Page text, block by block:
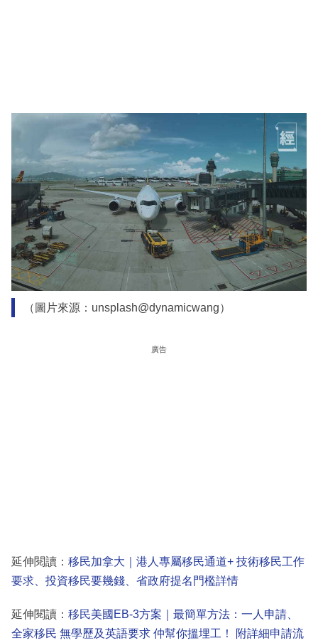
（圖片來源：unsplash@dynamicwang）
廣告
延伸閱讀： 移民加拿大｜港人專屬移民通道+ 技術移民工作
要求、投資移民要幾錢、省政府提名門檻詳情
延伸閱讀： 移民美國EB-3方案｜最簡單方法：一人申請、
全家移民 無學歷及英語要求 仲幫你搵埋工！ 附詳細申請流